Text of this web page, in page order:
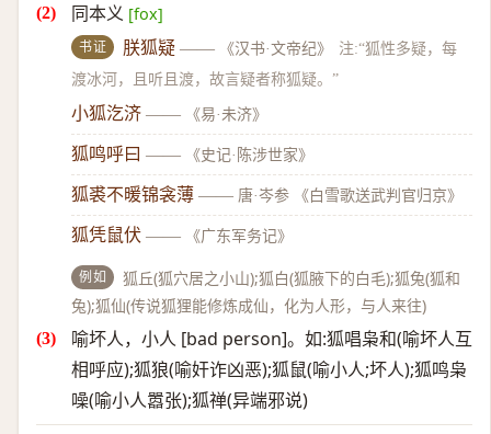
同本义 [fox]
书证 朕狐疑 —— 《汉书·文帝纪》
注:“狐性多疑，每
渡冰河，且听且渡，故言疑者称狐疑。”
小狐汔济 —— 《易·未济》
狐鸣呼曰 —— 《史记·陈涉世家》
狐裘不暖锦衾薄 —— 唐·岑参 《白雪歌送武判官归京》
狐凭鼠伏 —— 《广东军务记》
例如
狐丘(狐穴居之小山);狐白(狐腋下的白毛);狐兔(狐和
兔);狐仙(传说狐狸能修炼成仙，化为人形，与人来往)
喻坏人，小人 [bad person]。如:狐唱枭和(喻坏人互
相呼应);狐狼(喻奸诈凶恶);狐鼠(喻小人;坏人);狐鸣枭
噪(喻小人嚣张);狐禅(异端邪说)